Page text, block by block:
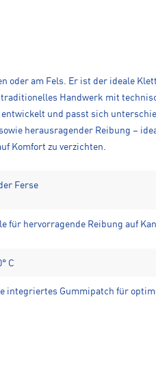
oder am Fels. Er ist der ideale
Handwerk mit
und passt sich
herausragender Reibung –
Komfort zu verzichten.
Ferse
für hervorragende Reibung auf
C
integriertes Gummipatch für